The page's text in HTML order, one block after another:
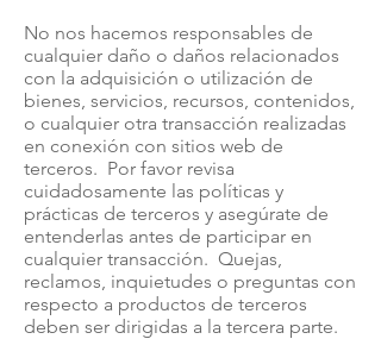
No nos hacemos responsables de
cualquier daño o daños relacionados
con la adquisición o utilización de
bienes, servicios, recursos, contenidos,
o cualquier otra transacción realizadas
en conexión con sitios web de
terceros. Por favor revisa
cuidadosamente las políticas y
prácticas de terceros y asegúrate de
entenderlas antes de participar en
cualquier transacción. Quejas,
reclamos, inquietudes o preguntas con
respecto a productos de terceros
deben ser dirigidas a la tercera parte.